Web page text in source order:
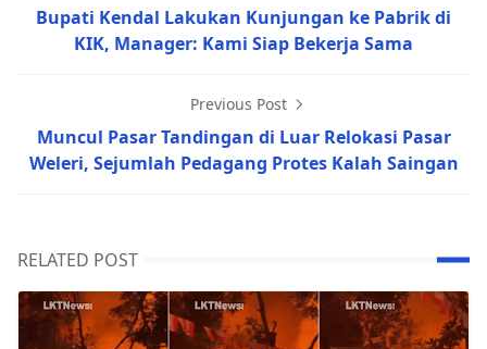
Bupati Kendal Lakukan Kunjungan ke Pabrik di
KIK, Manager: Kami Siap Bekerja Sama
Previous Post
Muncul Pasar Tandingan di Luar Relokasi Pasar
Weleri, Sejumlah Pedagang Protes Kalah Saingan
RELATED POST